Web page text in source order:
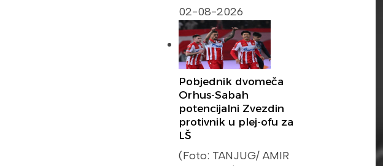
02-08-2026
Pobjednik dvomeča
Orhus-Sabah
potencijalni Zvezdin
protivnik u plej-ofu za
LŠ
(Foto: TANJUG/ AMIR